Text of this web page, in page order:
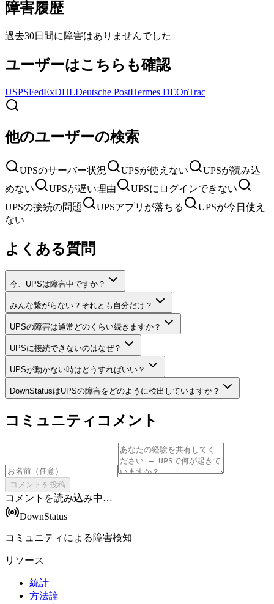
障害履歴
過去30日間に障害はありませんでした
ユーザーはこちらも確認
USPSFedExDHLDeutsche PostHermes DEOnTrac
他のユーザーの検索
UPSのサーバー状況 UPSが使えない
UPSが読み込
めない
UPSが遅い理由
UPSにログインできない
UPSの接続の問題
UPSアプリが落ちる
UPSが今日使え
ない
よくある質問
今、UPSは障害中ですか？
みんな繋がらない？それとも自分だけ？
UPSの障害は通常どのくらい続きますか？
UPSに接続できないのはなぜ？
UPSが動かない時はどうすればいい？
DownStatusはUPSの障害をどのように検出していますか？
コミュニティコメント
コメントを投稿
コメントを読み込み中…
DownStatus
コミュニティによる障害検知
リソース
統計
方法論